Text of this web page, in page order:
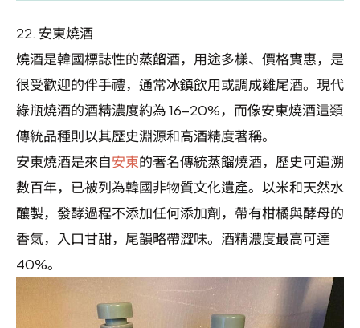
22. 安東燒酒
燒酒是韓國標誌性的蒸餾酒，用途多樣、價格實惠，是
很受歡迎的伴手禮，通常冰鎮飲用或調成雞尾酒。現代
綠瓶燒酒的酒精濃度約為 16-20%，而像安東燒酒這類
傳統品種則以其歷史淵源和高酒精度著稱。
安東燒酒是來自安東的著名傳統蒸餾燒酒，歷史可追溯
數百年，已被列為韓國非物質文化遺產。以米和天然水
釀製，發酵過程不添加任何添加劑，帶有柑橘與酵母的
香氣，入口甘甜，尾韻略帶澀味。酒精濃度最高可達
40%。